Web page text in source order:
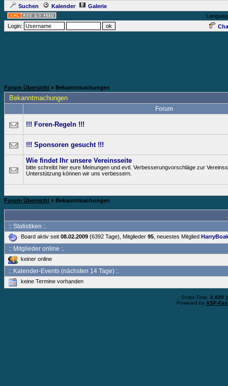
Suchen Kalender
Galerie
Login:
Forum Übersicht » Bekanntmachungen
Bekanntmachungen
Forum
!!! Foren-Regeln !!!
!!! Sponsoren gesucht !!!
Wie findet Ihr unsere Vereinsseite
bitte schreibt hier eure Meinungen und evtl. Verbesserungvorschläge zur
Unterstützung können wir uns verbessern.
Forum Übersicht » Bekanntmachungen
:: Statistiken :.
Board aktiv seit 08.02.2009 (6392 Tage), Mitglieder 95 , neuestes Mitglied
:: Mitglieder online :.
keiner online
:: Kalender-Events (nächsten 14 Tage) :.
keine Termine vorhanden
.: Script-Time: 0,020
Powered by ASP-